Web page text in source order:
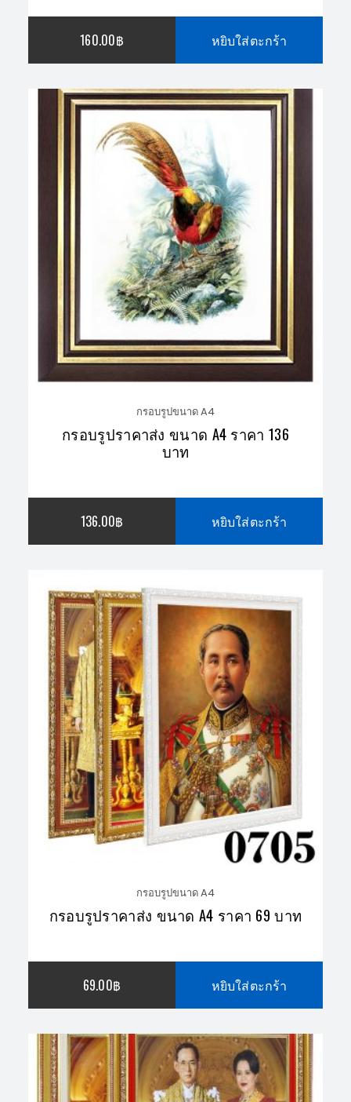
160.00฿ หยิบใส่ตะกร้า
กรอบรูปขนาด A4
กรอบรูปราคาส่ง ขนาด A4 ราคา 136
บาท
136.00฿ หยิบใส่ตะกร้า
กรอบรูปขนาด A4
กรอบรูปราคาส่ง ขนาด A4 ราคา 69 บาท
69.00฿ หยิบใส่ตะกร้า